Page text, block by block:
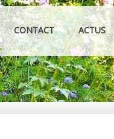
CONTACT ACTUS